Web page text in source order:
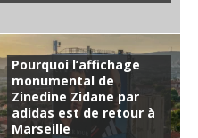
Pourquoi l’affichage
monumental de
Zinedine Zidane par
adidas est de retour à
Marseille